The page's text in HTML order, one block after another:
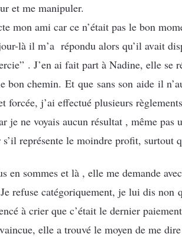
et me manipuler.
mon ami car ce n’était pas le bon
là il m’a répondu alors qu’il avait
. J’en ai fait part à Nadine, elle se
bon chemin. Et que sans son aide il
forcée, j’ai effectué plusieurs
je ne voyais aucun résultat , même
représente le moindre profit, surtout
en sommes et là , elle me demande
refuse catégoriquement, je lui dis non
à crier que c’était le dernier
elle a trouvé le moyen de me